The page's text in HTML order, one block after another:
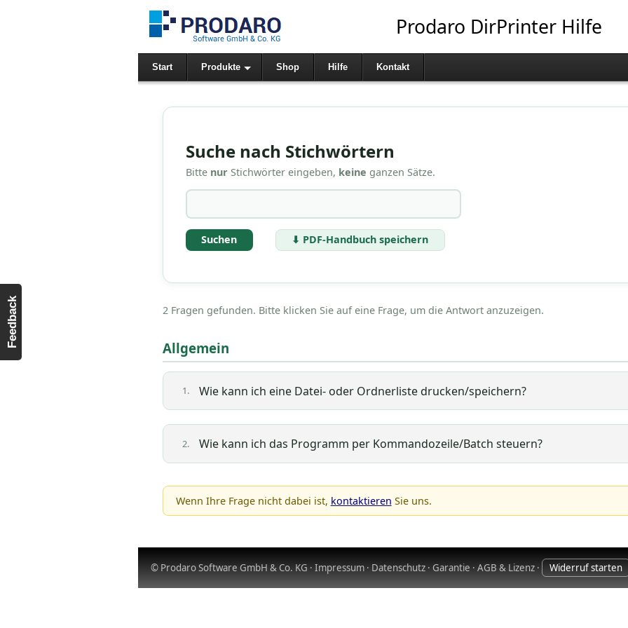
Prodaro DirPrinter Hilfe
Start Produkte Shop Hilfe Kontakt
Suche nach Stichwörtern
Bitte nur Stichwörter eingeben, keine ganzen Sätze.
⬇ PDF-Handbuch speichern
2 Fragen gefunden. Bitte klicken Sie auf eine Frage, um die Antwort anzuzeigen.
Allgemein
1. Wie kann ich eine Datei- oder Ordnerliste drucken/speichern?
Wählen Sie auf der Registerseite Ordner in der Gruppe Ordnerauswahl
Klicken Sie auf den Schalter Ordner hinzufügen . Der Ordner befindet sich nun in
Ausgewählte Ordner . Wiederholen Sie diese Schritte so lange, bis sich alle Ordner,
der Liste befinden.
In der Liste Ausgewählte Ordner können Sie für jeden einzelnen Ordner festlegen,
Ordners aufgelistet werden sollen oder nicht. Dazu wählen Sie die gewünschten
2. Wie kann ich das Programm per Kommandozeile/Batch steuern?
Wenn Ihre Frage nicht dabei ist, kontaktieren Sie uns.
© Prodaro Software GmbH & Co. KG · Impressum · Datenschutz · Garantie · AGB & Lizenz · Widerruf starten
Feedback